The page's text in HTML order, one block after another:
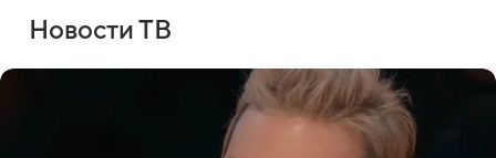
Новости ТВ